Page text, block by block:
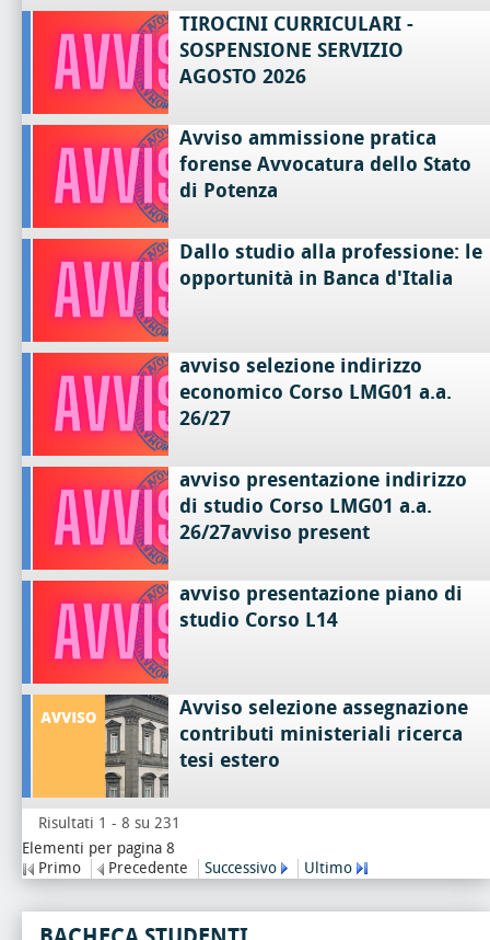
TIROCINI CURRICULARI -
SOSPENSIONE SERVIZIO
AGOSTO 2026
Avviso ammissione pratica
forense Avvocatura dello Stato
di Potenza
Dallo studio alla professione: le
opportunità in Banca d'Italia
avviso selezione indirizzo
economico Corso LMG01 a.a.
26/27
avviso presentazione indirizzo
di studio Corso LMG01 a.a.
26/27avviso present
avviso presentazione piano di
studio Corso L14
Avviso selezione assegnazione
contributi ministeriali ricerca
tesi estero
Risultati 1 - 8 su 231
Elementi per pagina 8
Primo
Precedente Successivo Ultimo